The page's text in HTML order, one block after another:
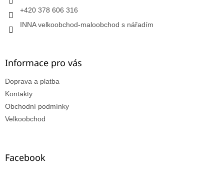
+420 378 606 316
INNA velkoobchod-maloobchod s nářadím
Informace pro vás
Doprava a platba
Kontakty
Obchodní podmínky
Velkoobchod
Facebook